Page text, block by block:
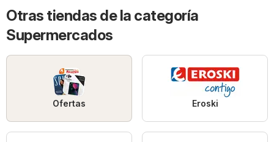
Otras tiendas de la categoría
Supermercados
Ofertas Eroski